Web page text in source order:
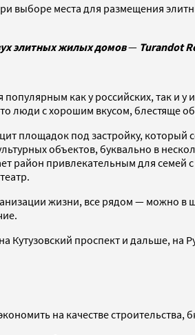
выборе места для размещения
элитных жилых домов— Turandot
как у российских, так и
люди с хорошим вкусом, блестяще
площадок под застройку, который
объектов, буквально в
привлекательным для семей
жизни, все рядом — можно в
Кутузовский проспект и дальше, на
на качестве